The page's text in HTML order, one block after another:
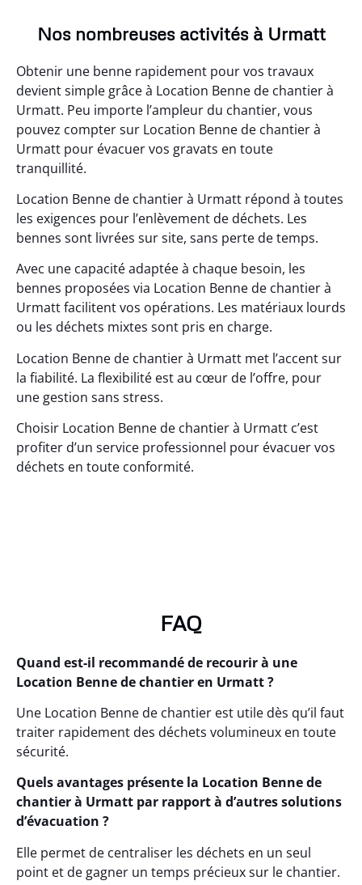
Nos nombreuses activités à Urmatt
Obtenir une benne rapidement pour vos travaux
devient simple grâce à Location Benne de chantier à
Urmatt. Peu importe l’ampleur du chantier, vous
pouvez compter sur Location Benne de chantier à
Urmatt pour évacuer vos gravats en toute
tranquillité.
Location Benne de chantier à Urmatt répond à toutes
les exigences pour l’enlèvement de déchets. Les
bennes sont livrées sur site, sans perte de temps.
Avec une capacité adaptée à chaque besoin, les
bennes proposées via Location Benne de chantier à
Urmatt facilitent vos opérations. Les matériaux lourds
ou les déchets mixtes sont pris en charge.
Location Benne de chantier à Urmatt met l’accent sur
la fiabilité. La flexibilité est au cœur de l’offre, pour
une gestion sans stress.
Choisir Location Benne de chantier à Urmatt c’est
profiter d’un service professionnel pour évacuer vos
déchets en toute conformité.
FAQ
Quand est-il recommandé de recourir à une
Location Benne de chantier en Urmatt ?
Une Location Benne de chantier est utile dès qu’il faut
traiter rapidement des déchets volumineux en toute
sécurité.
Quels avantages présente la Location Benne de
chantier à Urmatt par rapport à d’autres solutions
d’évacuation ?
Elle permet de centraliser les déchets en un seul
point et de gagner un temps précieux sur le chantier.